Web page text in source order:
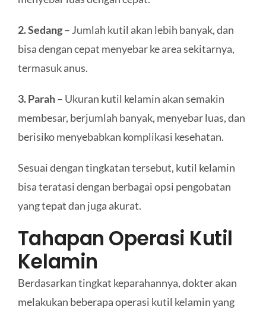
2. Sedang– Jumlah kutil akan lebih banyak, dan
bisa dengan cepat menyebar ke area sekitarnya,
termasuk anus.
3. Parah– Ukuran kutil kelamin akan semakin
membesar, berjumlah banyak, menyebar luas, dan
berisiko menyebabkan komplikasi kesehatan.
Sesuai dengan tingkatan tersebut, kutil kelamin
bisa teratasi dengan berbagai opsi pengobatan
yang tepat dan juga akurat.
Tahapan Operasi Kutil
Kelamin
Berdasarkan tingkat keparahannya, dokter akan
melakukan beberapa operasi kutil kelamin yang